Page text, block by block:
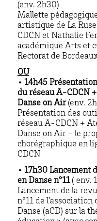
(env. 2h30)
Mallette
artistique de La
CDCN et Nathalie
académique Arts et
Rectorat de
OU
• 14h45
du réseau A-CDCN
Danse on Air (env.
Présentation des
réseau A-CDCN +
Danse on Air – le
chorégraphique en
CDCN
• 17h30 Lancement
en Danse n°11( env.
Lancement de la
n°11 de
Danse (aCD) sur la